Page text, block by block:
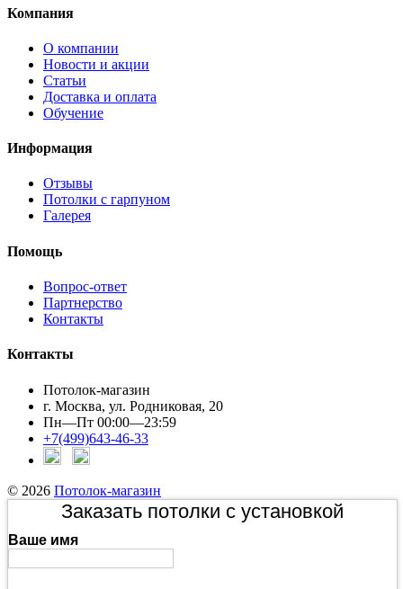
Компания
О компании
Новости и акции
Статьи
Доставка и оплата
Обучение
Информация
Отзывы
Потолки с гарпуном
Галерея
Помощь
Вопрос-ответ
Партнерство
Контакты
Контакты
Потолок-магазин
г. Москва, ул. Родниковая, 20
Пн—Пт 00:00—23:59
+7(499)643-46-33
© 2026 Потолок-магазин
Заказать потолки с установкой
Ваше имя